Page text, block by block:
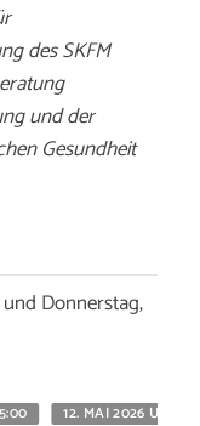
des SKFM
und der
Gesundheit
Donnerstag,
12. MAI 2026 UM